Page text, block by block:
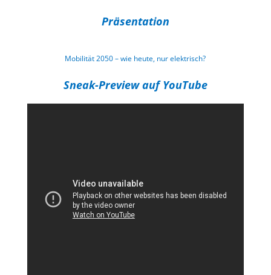
Präsentation
Mobilität 2050 – wie heute, nur elektrisch?
Sneak-Preview auf YouTube